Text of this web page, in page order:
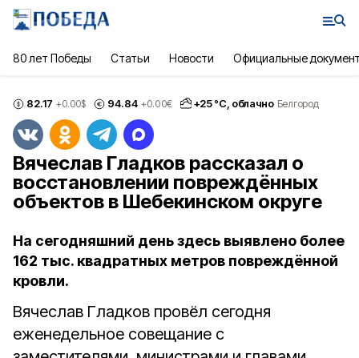
80 лет Победы Статьи Новости Официальные
82.17 +0.00$ 94.84 +0.00€ +25°С, облачно Белгород
Вячеслав Гладков рассказал о
восстановлении повреждённых
объектов в Шебекинском округе
На сегодняшний день здесь выявлено более
162 тыс. квадратных метров повреждённой
кровли.
Вячеслав Гладков провёл сегодня
еженедельное совещание с